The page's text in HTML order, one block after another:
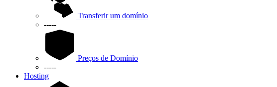
Transferir um domínio
-----
Preços de Domínio
-----
Hosting